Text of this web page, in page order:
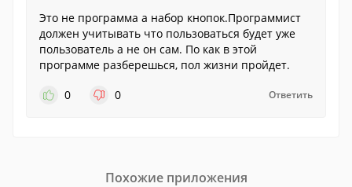
Это не программа а набор кнопок.Программист
должен учитывать что пользоваться будет уже
пользователь а не он сам. По как в этой
программе разберешься, пол жизни пройдет.
0
0 Ответить
Похожие приложения